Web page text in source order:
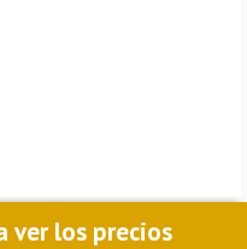
ver los precios